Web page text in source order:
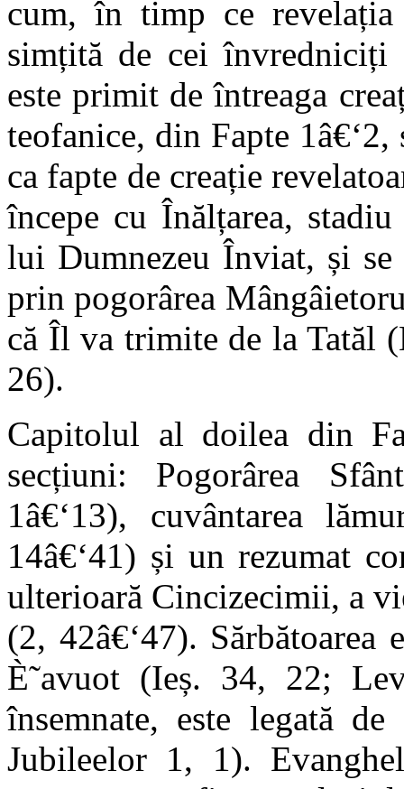
cum, în timp ce
simțită de cei învredniciți
este primit de întreaga
teofanice, din Fapte
ca fapte de creație
începe cu Înălțarea,
lui Dumnezeu Înviat, și se
prin pogorârea
că Îl va trimite de la Tatăl
26).
Capitolul al doilea din
secțiuni: Pogorârea
1â€‘13), cuvântarea
14â€‘41) și un rezumat
ulterioară Cincizecimii, a
(2, 42â€‘47). Sărbătoarea
È˜avuot (Ieș. 34, 22;
însemnate, este legată
Jubileelor 1, 1).